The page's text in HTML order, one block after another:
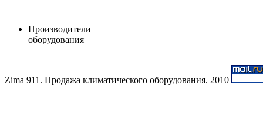
Производители
оборудования
Zima 911. Продажа климатического оборудования. 2010